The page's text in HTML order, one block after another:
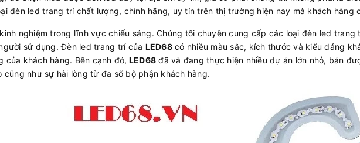
đèn led trang trí chất lượng, chính hãng, uy tín trên thị trường hiện nay mà khách hàng
kinh nghiệm trong lĩnh vực chiếu sáng. Chúng tôi chuyên cung cấp các loại đèn led
sử dụng. Đèn led trang trí của LED68có nhiều màu sắc, kích thước và kiểu dáng
của khách hàng. Bên cạnh đó, LED68 đã và đang thực hiện nhiều dự án lớn nhỏ, bán
cũng như sự hài lòng từ đa số bộ phận khách hàng.